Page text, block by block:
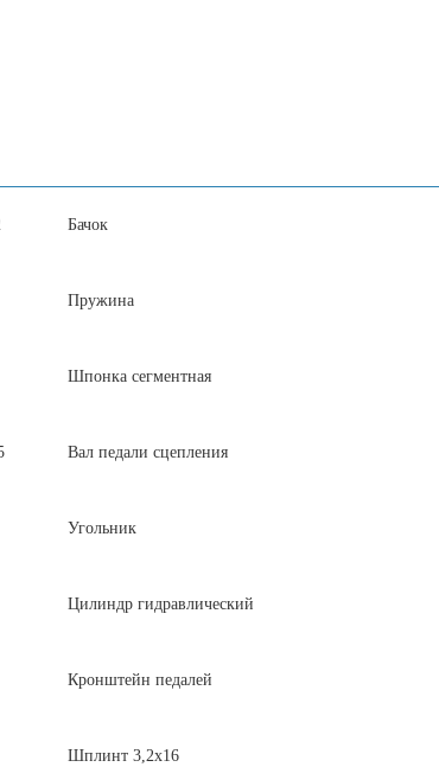
Бачок
Пружина
Шпонка сегментная
Вал педали сцепления
Угольник
Цилиндр гидравлический
Кронштейн педалей
Шплинт 3,2х16